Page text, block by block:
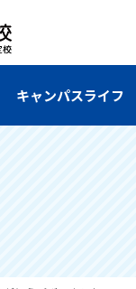
キャンパスライフ